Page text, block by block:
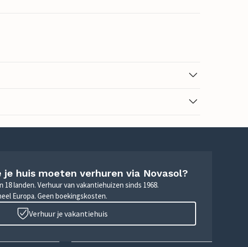
je huis moeten verhuren via Novasol?
18 landen. Verhuur van vakantiehuizen sinds 1968.
Europa. Geen boekingskosten.
Verhuur je vakantiehuis